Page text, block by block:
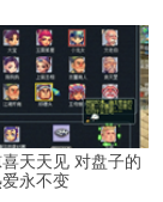
天天见 对盘子的
永不变